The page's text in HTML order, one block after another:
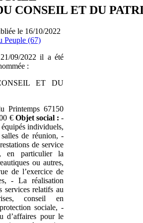
CONSEIL ET DU
le 16/10/2022
Peuple (67)
09/2022 il a été
:
ET DU
Printemps 67150
€ Objet social : -
individuels,
de réunion, -
de service
en particulier la
ou autres,
de l’exercice de
- La réalisation
services relatifs au
conseil en
sociale, -
d’affaires pour le